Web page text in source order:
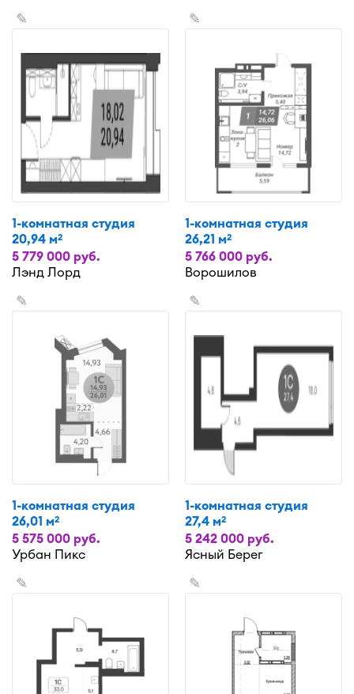
✎
1-комнатная студия
20,94 м2
5 779 000 руб.
Лэнд Лорд
✎
1-комнатная студия
26,21 м2
5 766 000 руб.
Ворошилов
✎
1-комнатная студия
26,01 м2
5 575 000 руб.
Урбан Пикс
✎
1-комнатная студия
27,4 м2
5 242 000 руб.
Ясный Берег
✎ ✎